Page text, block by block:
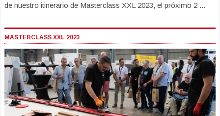
de nuestro itinerario de Masterclass XXL 2023, el próximo 2 ...
MASTERCLASS XXL 2023